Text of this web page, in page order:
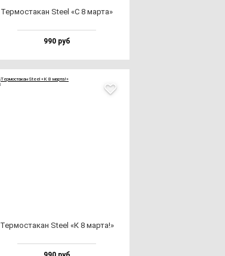
Тер­мос­та­кан Ste­el «С 8 мар­та»
990 руб
Тер­мос­та­кан Ste­el «К 8 мар­та!»